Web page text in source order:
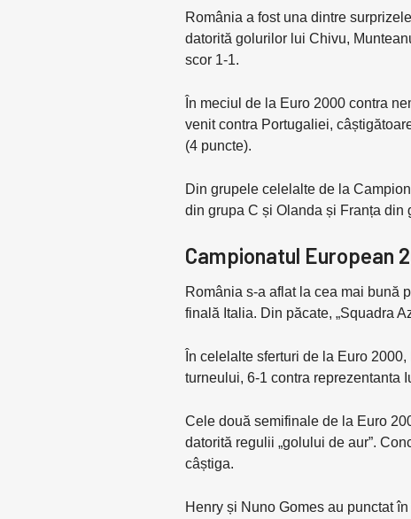
România a fost una dintre
datorită golurilor lui Chivu,
scor 1-1.
În meciul de la Euro 2000 contra
venit contra Portugaliei,
(4 puncte).
Din grupele celelalte de la
din grupa C și Olanda și Franța din
Campionatul European
România s-a aflat la cea mai bună
finală Italia. Din păcate, „Squadra
În celelalte sferturi de la Euro
turneului, 6-1 contra reprezentanta
Cele două semifinale de la Euro
datorită regulii „golului de aur”.
câștiga.
Henry și Nuno Gomes au punctat